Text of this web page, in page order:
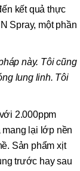
kết quả thực
Spray, một phần
này. Tôi cũng
lung linh. Tôi
2.000ppm
mang lại lớp nền
Sản phẩm xịt
trước hay sau